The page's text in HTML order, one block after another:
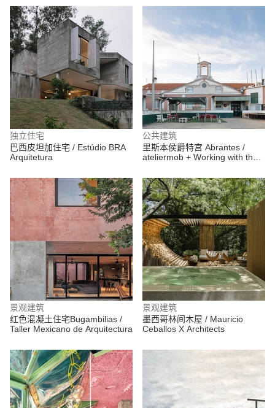
Alsar Atelier + GB Urban Studio
独立住宅
巴西皮坦加住宅 / Estúdio BRA
Arquitetura
公共建筑
里斯本侯爵特宫 Abrantes /
ateliermob + Working with the
景观建筑
红色混凝土住宅Bugambilias /
Taller Mexicano de Arquitectura
景观建筑
墨西哥林间木屋 / Mauricio
Ceballos X Architects